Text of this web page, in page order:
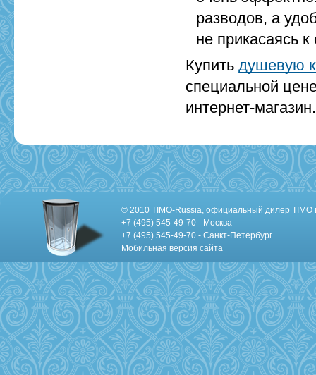
разводов, а
не прикасаясь к
Купитьдушевую
специальной
интернет-магазин.
© 2010 TIMO-Russia, официальный дилер TIMO
+7 (495) 545-49-70 - Москва
+7 (495) 545-49-70 - Санкт-Петербург
Мобильная версия сайта